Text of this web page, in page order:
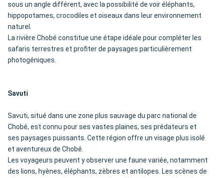
sous un angle différent, avec la possibilité de voir éléphants,
hippopotames, crocodiles et oiseaux dans leur environnement
naturel.
La rivière Chobé constitue une étape idéale pour compléter les
safaris terrestres et profiter de paysages particulièrement
photogéniques.
Savuti
Savuti, situé dans une zone plus sauvage du parc national de
Chobé, est connu pour ses vastes plaines, ses prédateurs et
ses paysages puissants. Cette région offre un visage plus isolé
et aventureux de Chobé.
Les voyageurs peuvent y observer une faune variée, notamment
des lions, hyènes, éléphants, zèbres et antilopes. Les scènes de